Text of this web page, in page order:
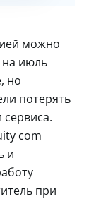
можно
на июль
но
потерять
сервиса.
com
и
при